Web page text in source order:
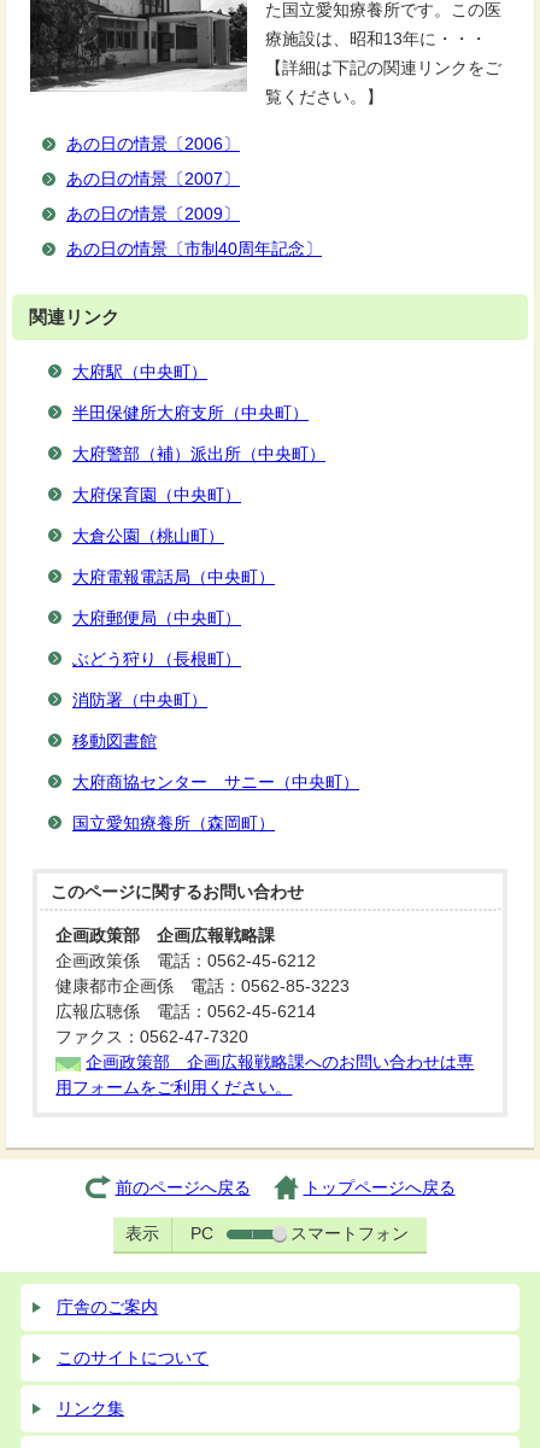
た国立愛知療養所です。この医
療施設は、昭和13年に・・・
【詳細は下記の関連リンクをご
覧ください。】
あの日の情景〔2006〕
あの日の情景〔2007〕
あの日の情景〔2009〕
あの日の情景〔市制40周年記念〕
関連リンク
大府駅（中央町）
半田保健所大府支所（中央町）
大府警部（補）派出所（中央町）
大府保育園（中央町）
大倉公園（桃山町）
大府電報電話局（中央町）
大府郵便局（中央町）
ぶどう狩り（長根町）
消防署（中央町）
移動図書館
大府商協センター サニー（中央町）
国立愛知療養所（森岡町）
このページに関するお問い合わせ
企画政策部 企画広報戦略課
企画政策係 電話：0562-45-6212
健康都市企画係 電話：0562-85-3223
広報広聴係 電話：0562-45-6214
ファクス：0562-47-7320
企画政策部 企画広報戦略課へのお問い合わせは専
用フォームをご利用ください。
前のページへ戻る トップページへ戻る
表示 PC スマートフォン
庁舎のご案内
このサイトについて
リンク集